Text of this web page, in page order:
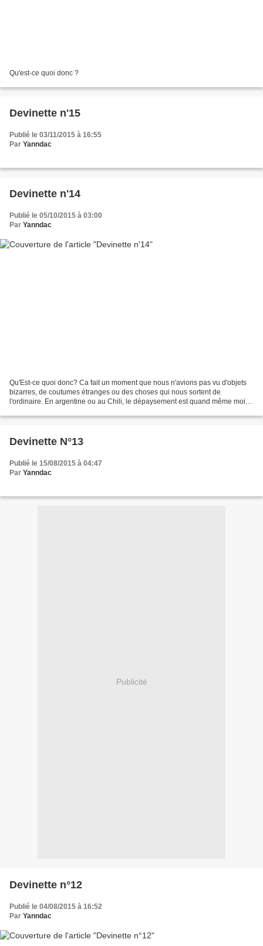
Qu'est-ce quoi donc ?
Devinette n'15
Publié le 03/11/2015 à 16:55
Par Yanndac
Devinette n'14
Publié le 05/10/2015 à 03:00
Par Yanndac
Qu'Est-ce quoi donc? Ca fait un moment que nous n'avions pas vu d'objets
bizarres, de coutumes étranges ou des choses qui nous sortent de
l'ordinaire. En argentine ou au Chili, le dépaysement est quand même moins
Devinette N°13
Publié le 15/08/2015 à 04:47
Par Yanndac
Publicité
Devinette n°12
Publié le 04/08/2015 à 16:52
Par Yanndac